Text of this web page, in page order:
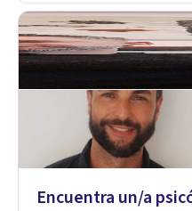
Encuentra un/a